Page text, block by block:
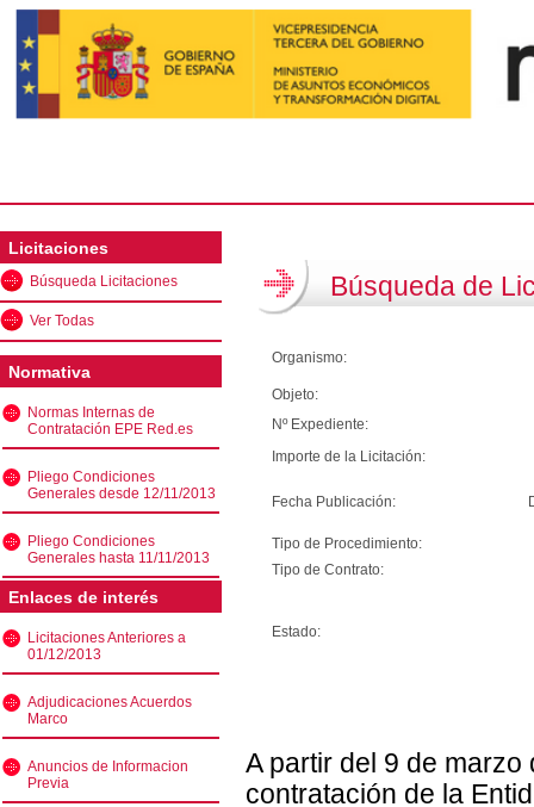
Licitaciones
Búsqueda Licitaciones
Ver Todas
Normativa
Normas Internas de
Contratación EPE Red.es
Pliego Condiciones
Generales desde 12/11/2013
Pliego Condiciones
Generales hasta 11/11/2013
Enlaces de interés
Licitaciones Anteriores a
01/12/2013
Adjudicaciones Acuerdos
Marco
Anuncios de Informacion
Previa
Búsqueda de
Organismo:
Objeto:
Nº Expediente:
Importe de la Licitación:
Fecha Publicación:
Tipo de Procedimiento:
Tipo de Contrato:
Estado:
A partir del 9 de
contratación de la